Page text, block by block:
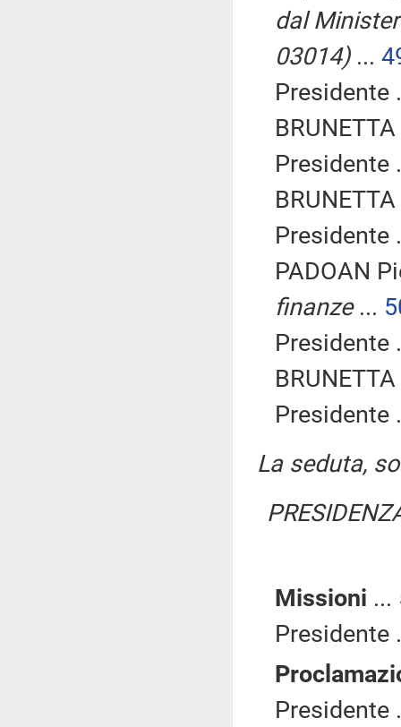
dal
03014)...
Presidente
Presidente
Presidente
PADOAN
finanze...
Presidente
Presidente
La seduta,
Missioni ...
Presidente
Presidente